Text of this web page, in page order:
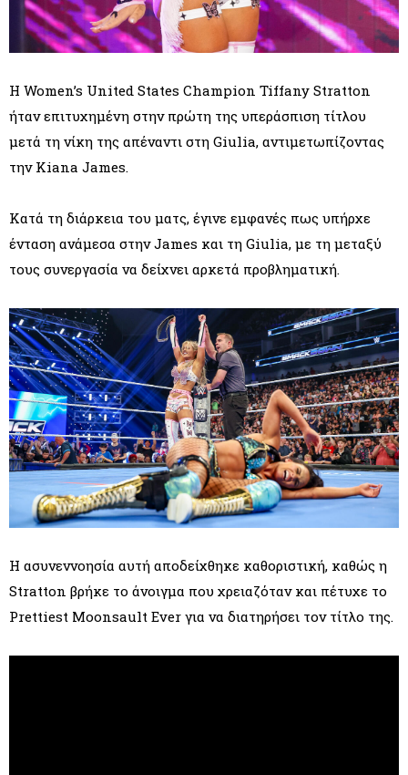
Η Women’s United States Champion Tiffany Stratton
ήταν επιτυχημένη στην πρώτη της υπεράσπιση τίτλου
μετά τη νίκη της απέναντι στη Giulia, αντιμετωπίζοντας
την Kiana James.
Κατά τη διάρκεια του ματς, έγινε εμφανές πως υπήρχε
ένταση ανάμεσα στην James και τη Giulia, με τη μεταξύ
τους συνεργασία να δείχνει αρκετά προβληματική.
Η ασυνεννοησία αυτή αποδείχθηκε καθοριστική, καθώς η
Stratton βρήκε το άνοιγμα που χρειαζόταν και πέτυχε το
Prettiest Moonsault Ever για να διατηρήσει τον τίτλο της.